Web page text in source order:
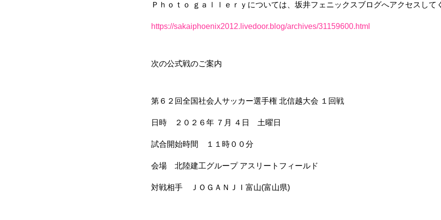
Ｐｈｏｔｏ ｇａｌｌｅｒｙについては、坂井フェニックスブログへアクセスして
https://sakaiphoenix2012.livedoor.blog/archives/31159600.html
次の公式戦のご案内
第６２回全国社会人サッカー選手権 北信越大会 １回戦
日時 ２０２６年 ７月 ４日 土曜日
試合開始時間 １１時００分
会場 北陸建工グループ アスリートフィールド
対戦相手 ＪＯＧＡＮＪＩ富山(富山県)